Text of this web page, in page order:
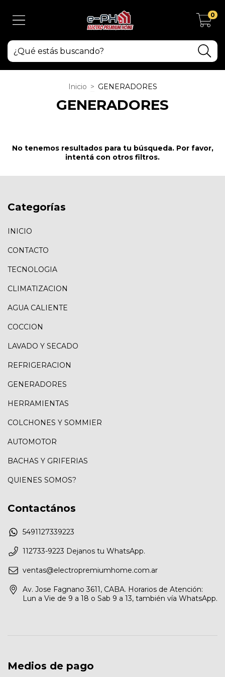
0
Inicio > GENERADORES
GENERADORES
No tenemos resultados para tu búsqueda. Por favor,
intentá con otros filtros.
Categorías
INICIO
CONTACTO
TECNOLOGIA
CLIMATIZACION
AGUA CALIENTE
COCCION
LAVADO Y SECADO
REFRIGERACION
GENERADORES
HERRAMIENTAS
COLCHONES Y SOMMIER
AUTOMOTOR
BACHAS Y GRIFERIAS
QUIENES SOMOS?
Contactános
5491127339223
112733-9223 Dejanos tu WhatsApp.
ventas@electropremiumhome.com.ar
Av. Jose Fagnano 3611, CABA. Horarios de Atención:
Lun a Vie de 9 a 18 o Sab 9 a 13, también vía WhatsApp.
Medios de pago